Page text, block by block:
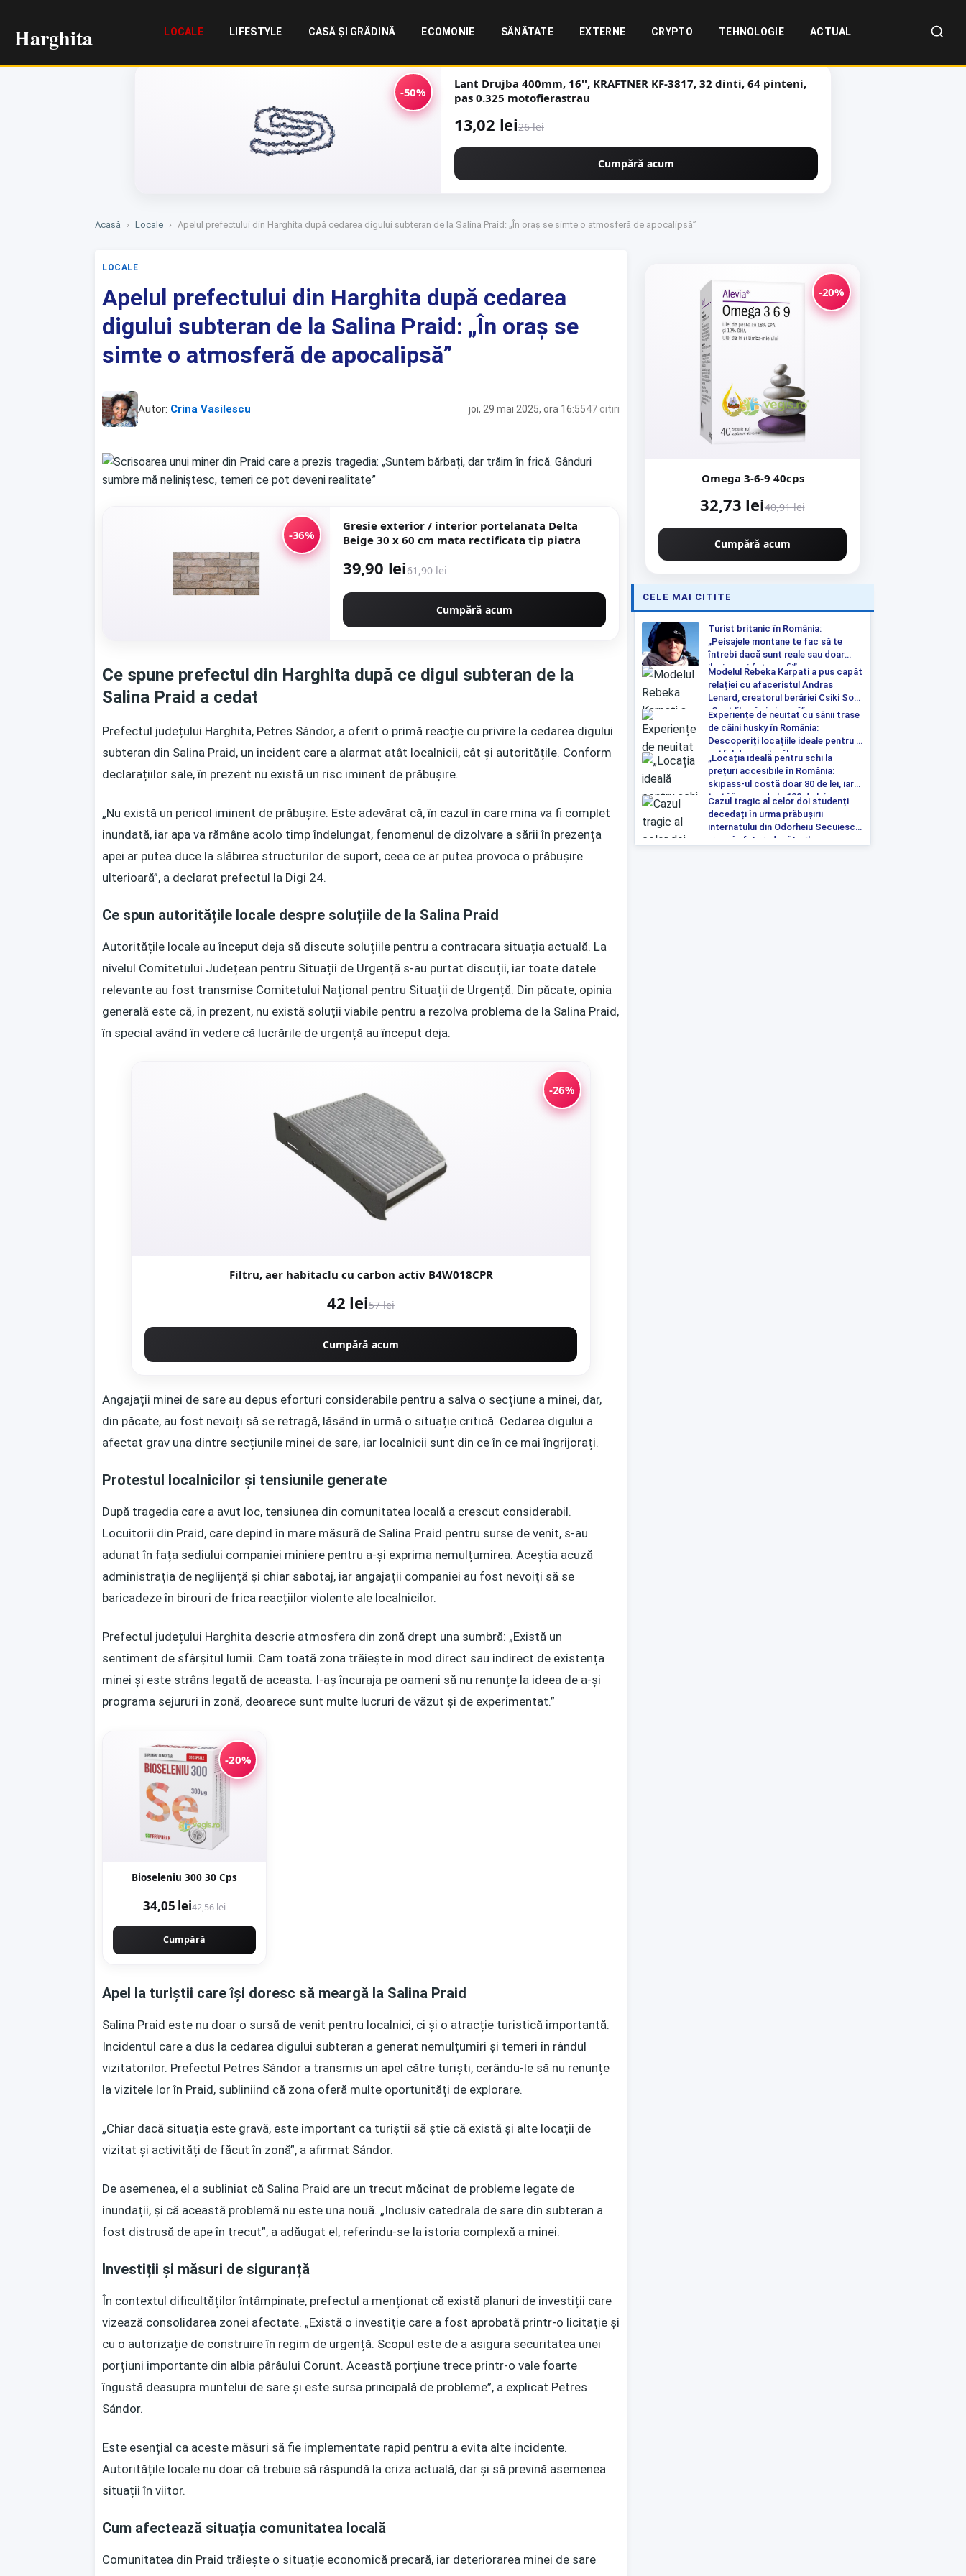
Harghita LOCALE LIFESTYLE CASĂ ȘI GRĂDINĂ ECOMONIE SĂNĂTATE EXTERNE CRYPTO TEHNOLOGIE ACTUAL
-50%
Lant Drujba 400mm, 16'', KRAFTNER KF-3817, 32 dinti, 64 pinteni,
pas 0.325 motofierastrau
13,02 lei26 lei
Cumpără acum
Acasă › Locale › Apelul prefectului din Harghita după cedarea digului subteran de la Salina Praid: „În oraș se simte o atmosferă de apocalipsă”
LOCALE
Apelul prefectului din Harghita după cedarea
digului subteran de la Salina Praid: „În oraș se
simte o atmosferă de apocalipsă”
Autor: Crina Vasilescu joi, 29 mai 2025, ora 16:5547 citiri
-36%
Gresie exterior / interior portelanata Delta
Beige 30 x 60 cm mata rectificata tip piatra
39,90 lei61,90 lei
Cumpără acum
Ce spune prefectul din Harghita după ce digul subteran de la
Salina Praid a cedat
Prefectul județului Harghita, Petres Sándor, a oferit o primă reacție cu privire la cedarea digului
subteran din Salina Praid, un incident care a alarmat atât localnicii, cât și autoritățile. Conform
declarațiilor sale, în prezent nu există un risc iminent de prăbușire.
„Nu există un pericol iminent de prăbușire. Este adevărat că, în cazul în care mina va fi complet
inundată, iar apa va rămâne acolo timp îndelungat, fenomenul de dizolvare a sării în prezența
apei ar putea duce la slăbirea structurilor de suport, ceea ce ar putea provoca o prăbușire
ulterioară”, a declarat prefectul la Digi 24.
Ce spun autoritățile locale despre soluțiile de la Salina Praid
Autoritățile locale au început deja să discute soluțiile pentru a contracara situația actuală. La
nivelul Comitetului Județean pentru Situații de Urgență s-au purtat discuții, iar toate datele
relevante au fost transmise Comitetului Național pentru Situații de Urgență. Din păcate, opinia
generală este că, în prezent, nu există soluții viabile pentru a rezolva problema de la Salina Praid,
în special având în vedere că lucrările de urgență au început deja.
-26%
Filtru, aer habitaclu cu carbon activ B4W018CPR
42 lei57 lei
Cumpără acum
Angajații minei de sare au depus eforturi considerabile pentru a salva o secțiune a minei, dar,
din păcate, au fost nevoiți să se retragă, lăsând în urmă o situație critică. Cedarea digului a
afectat grav una dintre secțiunile minei de sare, iar localnicii sunt din ce în ce mai îngrijorați.
Protestul localnicilor și tensiunile generate
După tragedia care a avut loc, tensiunea din comunitatea locală a crescut considerabil.
Locuitorii din Praid, care depind în mare măsură de Salina Praid pentru surse de venit, s-au
adunat în fața sediului companiei miniere pentru a-și exprima nemulțumirea. Aceștia acuză
administrația de neglijență și chiar sabotaj, iar angajații companiei au fost nevoiți să se
baricadeze în birouri de frica reacțiilor violente ale localnicilor.
Prefectul județului Harghita descrie atmosfera din zonă drept una sumbră: „Există un
sentiment de sfârșitul lumii. Cam toată zona trăiește în mod direct sau indirect de existența
minei și este strâns legată de aceasta. I-aș încuraja pe oameni să nu renunțe la ideea de a-și
programa sejururi în zonă, deoarece sunt multe lucruri de văzut și de experimentat.”
-20%
Bioseleniu 300 30 Cps
34,05 lei42,56 lei
Cumpără
Apel la turiștii care își doresc să meargă la Salina Praid
Salina Praid este nu doar o sursă de venit pentru localnici, ci și o atracție turistică importantă.
Incidentul care a dus la cedarea digului subteran a generat nemulțumiri și temeri în rândul
vizitatorilor. Prefectul Petres Sándor a transmis un apel către turiști, cerându-le să nu renunțe
la vizitele lor în Praid, subliniind că zona oferă multe oportunități de explorare.
„Chiar dacă situația este gravă, este important ca turiștii să știe că există și alte locații de
vizitat și activități de făcut în zonă”, a afirmat Sándor.
De asemenea, el a subliniat că Salina Praid are un trecut măcinat de probleme legate de
inundații, și că această problemă nu este una nouă. „Inclusiv catedrala de sare din subteran a
fost distrusă de ape în trecut”, a adăugat el, referindu-se la istoria complexă a minei.
Investiții și măsuri de siguranță
În contextul dificultăților întâmpinate, prefectul a menționat că există planuri de investiții care
vizează consolidarea zonei afectate. „Există o investiție care a fost aprobată printr-o licitație și
cu o autorizație de construire în regim de urgență. Scopul este de a asigura securitatea unei
porțiuni importante din albia pârâului Corunt. Această porțiune trece printr-o vale foarte
îngustă deasupra muntelui de sare și este sursa principală de probleme”, a explicat Petres
Sándor.
Este esențial ca aceste măsuri să fie implementate rapid pentru a evita alte incidente.
Autoritățile locale nu doar că trebuie să răspundă la criza actuală, dar și să prevină asemenea
situații în viitor.
Cum afectează situația comunitatea locală
Comunitatea din Praid trăiește o situație economică precară, iar deteriorarea minei de sare
-20%
Omega 3-6-9 40cps
32,73 lei40,91 lei
Cumpără acum
CELE MAI CITITE
Turist britanic în România:
„Peisajele montane te fac să te
întrebi dacă sunt reale sau doar
iluzia unei fotografii”
Modelul Rebeka Karpati a pus capăt
relației cu afaceristul Andras
Lenard, creatorul berăriei Csiki Sor:
„Sunt liberă și singură”
Experiențe de neuitat cu sănii trase
de câini husky în România:
Descoperiți locațiile ideale pentru o
astfel de aventură!
„Locația ideală pentru schi la
prețuri accesibile în România:
skipass-ul costă doar 80 de lei, iar
tartă începe de la 100 de lei pe
noapte”
Cazul tragic al celor doi studenți
decedați în urma prăbușirii
internatului din Odorheiu Secuiesc a
ajuns în fața judecătorilor